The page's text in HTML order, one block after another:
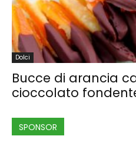
Dolci
Bucce di arancia
cioccolato
SPONSOR